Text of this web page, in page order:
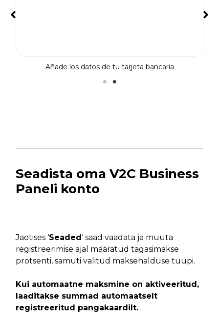
Añade los datos de tu tarjeta bancaria
Seadista oma V2C Business
Paneli konto
Jaotises ‘Seaded‘ saad vaadata ja muuta
registreerimise ajal määratud tagasimakse
protsenti, samuti valitud maksehalduse tüüpi.
Kui automaatne maksmine on aktiveeritud,
laaditakse summad automaatselt
registreeritud pangakaardilt.